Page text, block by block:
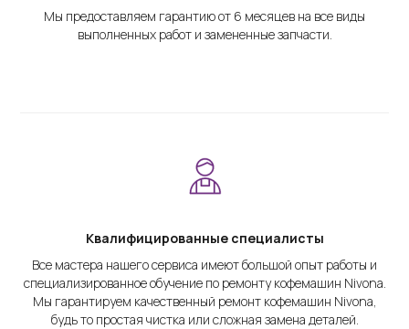
Мы предоставляем гарантию от 6 месяцев на все виды
выполненных работ и замененные запчасти.
Квалифицированные специалисты
Все мастера нашего сервиса имеют большой опыт работы и
специализированное обучение по ремонту кофемашин Nivona.
Мы гарантируем качественный ремонт кофемашин Nivona,
будь то простая чистка или сложная замена деталей.